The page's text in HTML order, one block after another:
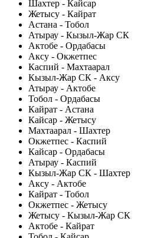
Шахтер - Кайсар
Жетысу - Кайрат
Астана - Тобол
Атырау - Кызыл-Жар СК
Актобе - Ордабасы
Аксу - Окжетпес
Каспий - Махтаарал
Кызыл-Жар СК - Аксу
Атырау - Актобе
Тобол - Ордабасы
Кайрат - Астана
Кайсар - Жетысу
Махтаарал - Шахтер
Окжетпес - Каспий
Кайсар - Ордабасы
Атырау - Каспий
Кызыл-Жар СК - Шахтер
Аксу - Актобе
Кайрат - Тобол
Окжетпес - Жетысу
Жетысу - Кызыл-Жар СК
Актобе - Кайрат